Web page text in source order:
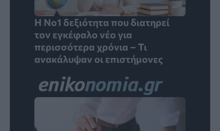
Η Νο1 δεξιότητα που διατηρεί
τον εγκέφαλο νέο για
περισσότερα χρόνια – Τι
ανακάλυψαν οι επιστήμονες